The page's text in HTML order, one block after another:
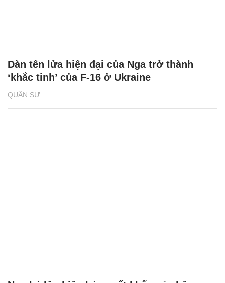
QUÂN SỰ
Dàn tên lửa hiện đại của Nga trở thành
‘khắc tinh’ của F-16 ở Ukraine